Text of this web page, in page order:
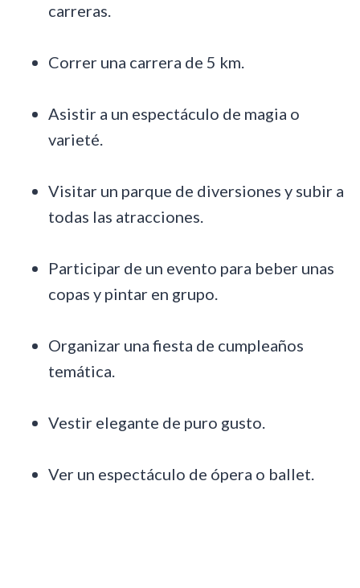
carreras.
Correr una carrera de 5 km.
Asistir a un espectáculo de magia o
varieté.
Visitar un parque de diversiones y subir a
todas las atracciones.
Participar de un evento para beber unas
copas y pintar en grupo.
Organizar una fiesta de cumpleaños
temática.
Vestir elegante de puro gusto.
Ver un espectáculo de ópera o ballet.